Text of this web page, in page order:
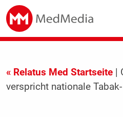
« Relatus Med Startseite|
verspricht nationale